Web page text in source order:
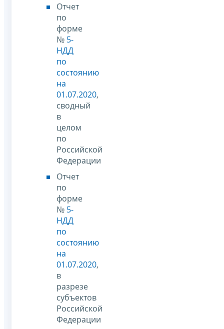
Отчет
по
форме
№ 5-
НДД
по
состоянию
на
01.07.2020,
сводный
в
целом
по
Российской
Федерации
Отчет
по
форме
№ 5-
НДД
по
состоянию
на
01.07.2020,
в
разрезе
субъектов
Российской
Федерации